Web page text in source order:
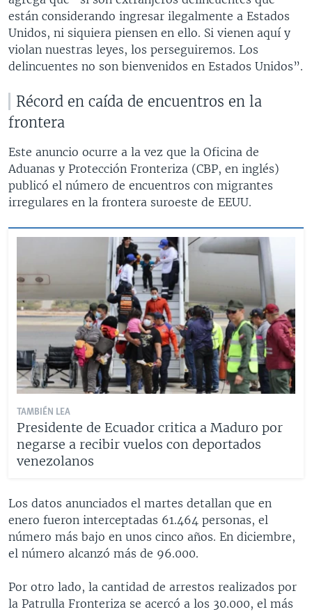
están considerando ingresar ilegalmente a Estados
Unidos, ni siquiera piensen en ello. Si vienen aquí y
violan nuestras leyes, los perseguiremos. Los
delincuentes no son bienvenidos en Estados Unidos”.
Récord en caída de encuentros en la
frontera
Este anuncio ocurre a la vez que la Oficina de
Aduanas y Protección Fronteriza (CBP, en inglés)
publicó el número de encuentros con migrantes
irregulares en la frontera suroeste de EEUU.
TAMBIÉN LEA
Presidente de Ecuador critica a Maduro por
negarse a recibir vuelos con deportados
venezolanos
Los datos anunciados el martes detallan que en
enero fueron interceptadas 61.464 personas, el
número más bajo en unos cinco años. En diciembre,
el número alcanzó más de 96.000.
Por otro lado, la cantidad de arrestos realizados por
la Patrulla Fronteriza se acercó a los 30.000, el más